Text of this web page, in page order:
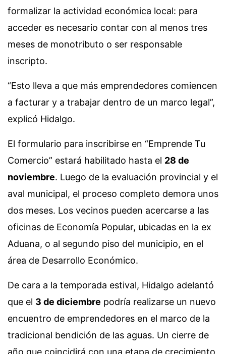
formalizar la actividad económica local: para
acceder es necesario contar con al menos tres
meses de monotributo o ser responsable
inscripto.
“Esto lleva a que más emprendedores comiencen
a facturar y a trabajar dentro de un marco legal”,
explicó Hidalgo.
El formulario para inscribirse en “Emprende Tu
Comercio” estará habilitado hasta el 28 de
noviembre. Luego de la evaluación provincial y el
aval municipal, el proceso completo demora unos
dos meses. Los vecinos pueden acercarse a las
oficinas de Economía Popular, ubicadas en la ex
Aduana, o al segundo piso del municipio, en el
área de Desarrollo Económico.
De cara a la temporada estival, Hidalgo adelantó
que el 3 de diciembre podría realizarse un nuevo
encuentro de emprendedores en el marco de la
tradicional bendición de las aguas. Un cierre de
año que coincidirá con una etapa de crecimiento